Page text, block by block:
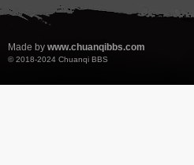
Made by www.chuanqibbs.com
© 2018-2024 Chuanqi BBS